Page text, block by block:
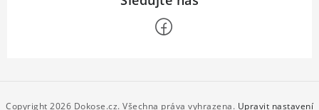
Copyright 2026 Dokose.cz. Všechna práva vyhrazena. Upravit nastavení